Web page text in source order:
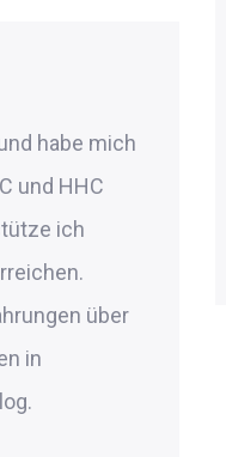
habe mich
und HHC
ich
über
in